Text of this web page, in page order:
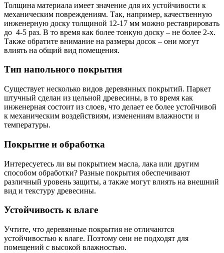
Толщина материала имеет значение для их устойчивости к
механическим повреждениям. Так, например, качественную
инженерную доску толщиной 12-17 мм можно реставрировать
до 4-5 раз. В то время как более тонкую доску – не более 2-х.
Также обратите внимание на размеры досок – они могут
влиять на общий вид помещения.
Тип напольного покрытия
Существует несколько видов деревянных покрытий. Паркет
штучный сделан из цельной древесины, в то время как
инженерная состоит из слоев, что делает ее более устойчивой
к механическим воздействиям, изменениям влажности и
температуры.
Покрытие и обработка
Интересуетесь ли вы покрытием масла, лака или другим
способом обработки? Разные покрытия обеспечивают
различный уровень защиты, а также могут влиять на внешний
вид и текстуру древесины.
Устойчивость к влаге
Учтите, что деревянные покрытия не отличаются
устойчивостью к влаге. Поэтому они не подходят для
помещений с высокой влажностью.